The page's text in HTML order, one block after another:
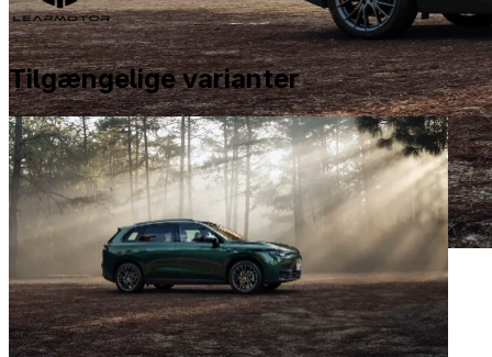
Tilgængelige varianter